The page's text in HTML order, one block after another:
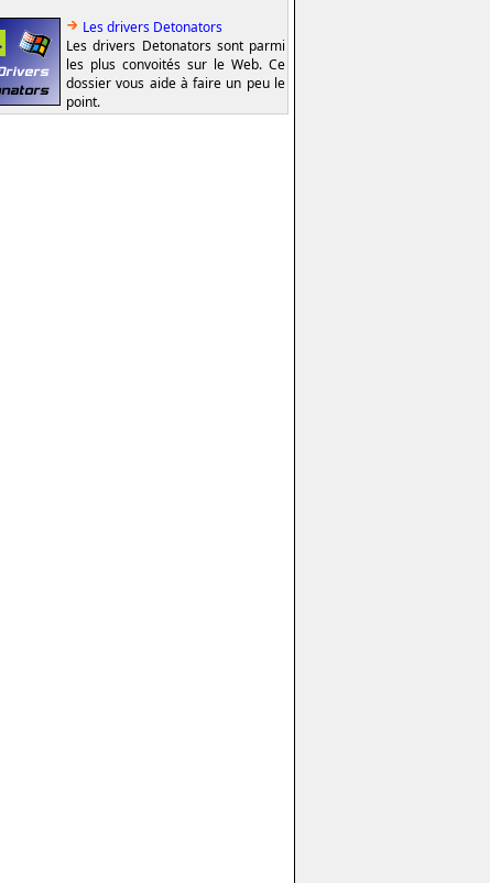
Les drivers Detonators
Les drivers Detonators sont parmi
les plus convoités sur le Web. Ce
dossier vous aide à faire un peu le
point.